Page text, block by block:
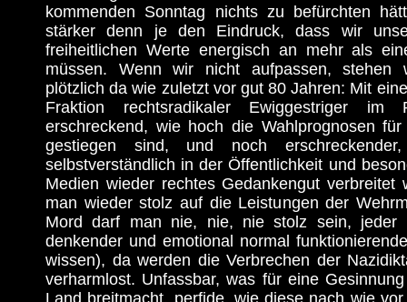
kommenden Sonntag nichts zu befürchten
stärker denn je den Eindruck, dass wir
freiheitlichen Werte energisch an mehr als
müssen. Wenn wir nicht aufpassen, stehen
plötzlich da wie zuletzt vor gut 80 Jahren: Mit
Fraktion rechtsradikaler Ewiggestriger
erschreckend, wie hoch die Wahlprognosen
gestiegen sind, und noch
selbstverständlich in der Öffentlichkeit und
Medien wieder rechtes Gedankengut verbreitet
man wieder stolz auf die Leistungen der
Mord darf man nie, nie, nie stolz sein, jeder
denkender und emotional normal
wissen), da werden die Verbrechen der
verharmlost. Unfassbar, was für eine
Land breitmacht, perfide, wie diese nach wie